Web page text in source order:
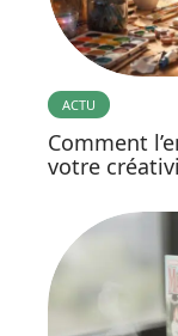
ACTU
Comment
votre